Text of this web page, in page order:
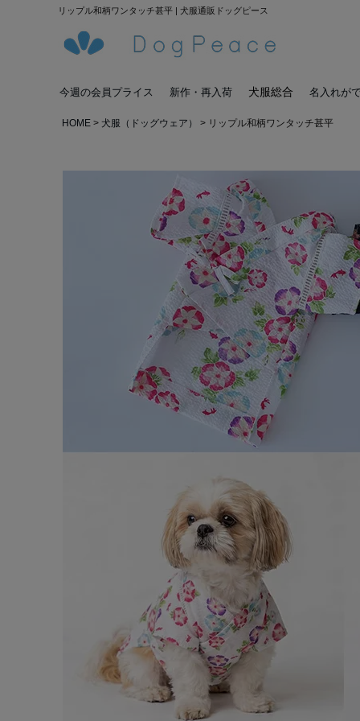
リップル和柄ワンタッチ甚平 | 犬服通販ドッグピース
今週の会員プライス 新作・再入荷 犬服総合 名入れが
HOME 犬服（ドッグウェア） リップル和柄ワンタッチ甚平